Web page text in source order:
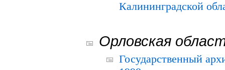
Калининградской
Орловская
Государственный